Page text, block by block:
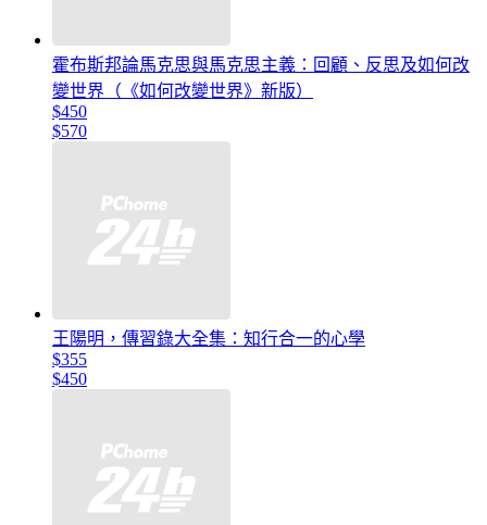
霍布斯邦論馬克思與馬克思主義：回顧、反思及如何改
變世界（《如何改變世界》新版）
$450
$570
王陽明，傳習錄大全集：知行合一的心學
$355
$450